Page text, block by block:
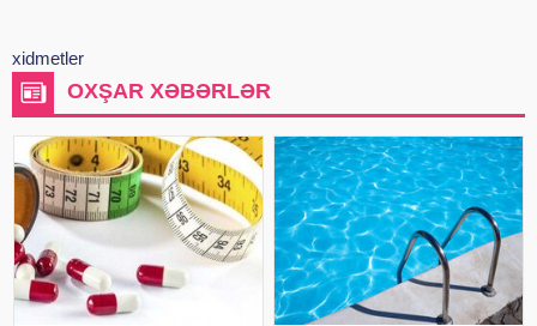
xidmetler
OXŞAR XƏBƏRLƏR